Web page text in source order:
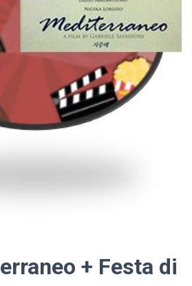
+ Festa di